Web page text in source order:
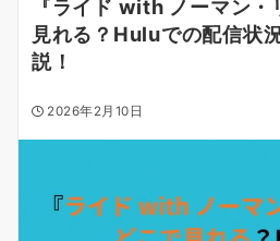
『ライド with ノーマン
見れる？Huluでの配信状
説！
2026年2月10日